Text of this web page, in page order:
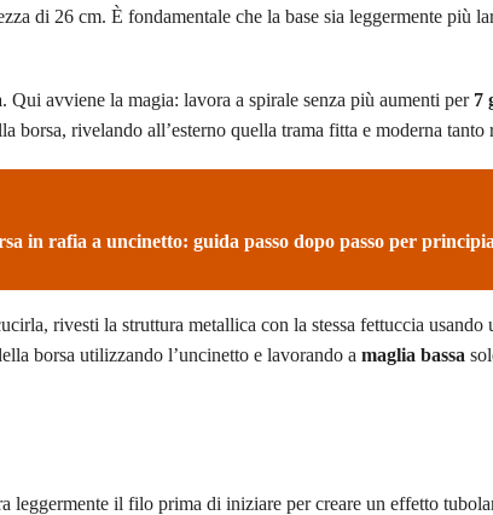
di 26 cm. È fondamentale che la base sia leggermente più
. Qui avviene la magia: lavora a spirale senza più aumenti per 7
borsa, rivelando all’esterno quella trama fitta e moderna tanto
in rafia a uncinetto: guida passo dopo passo per
rivesti la struttura metallica con la stessa fettuccia usando
borsa utilizzando l’uncinetto e lavorando a maglia bassa
leggermente il filo prima di iniziare per creare un effetto